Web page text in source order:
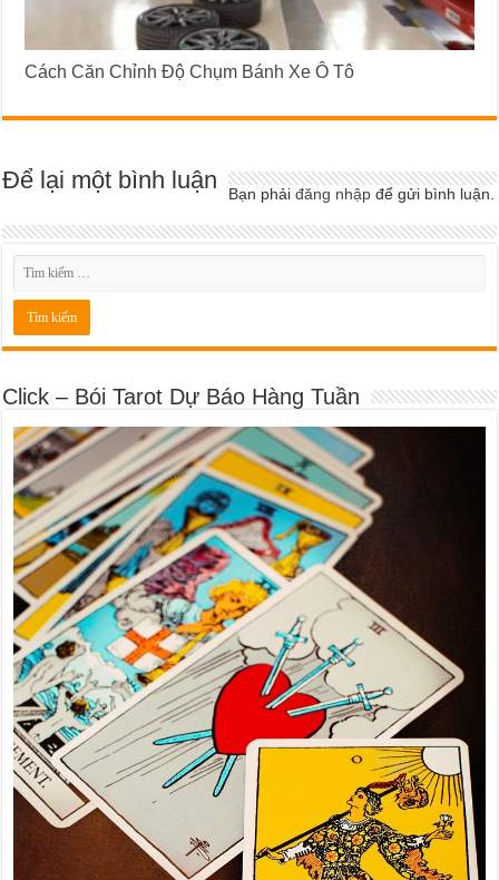
Cách Căn Chỉnh Độ Chụm Bánh Xe Ô Tô
Để lại một bình luận Bạn phảiđăng nhập để gửi bình luận.
Click – Bói Tarot Dự Báo Hàng Tuần